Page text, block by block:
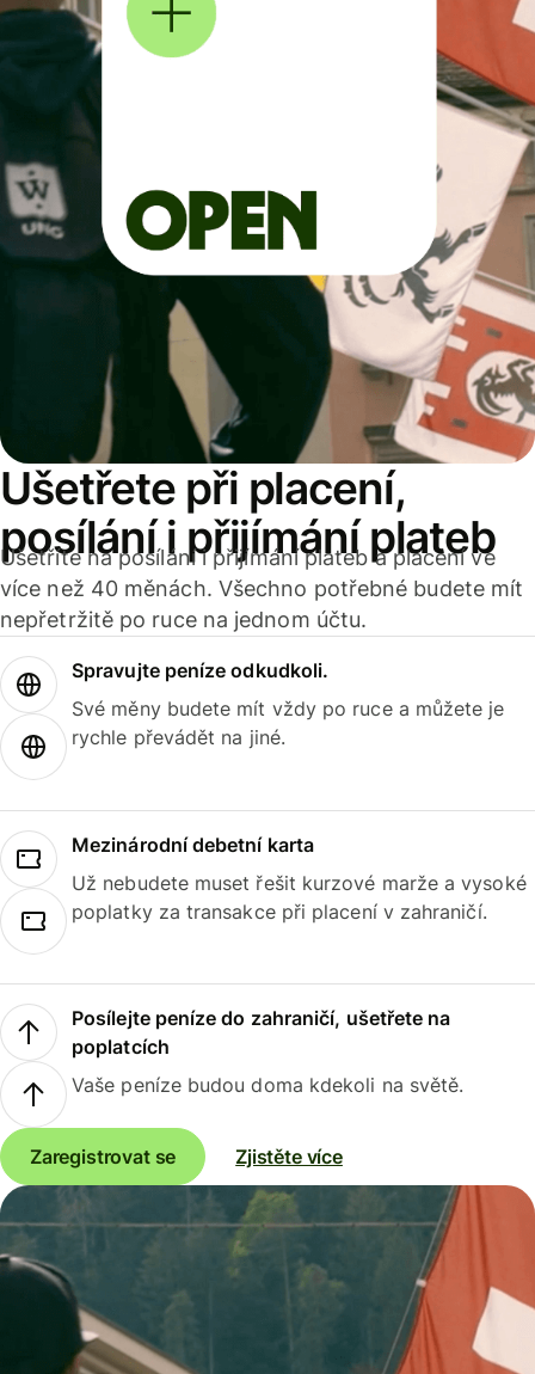
Ušetřete při placení,
posílání i přijímání plateb
Ušetříte na posílání i přijímání plateb a placení ve
více než 40 měnách. Všechno potřebné budete mít
nepřetržitě po ruce na jednom účtu.
Spravujte peníze odkudkoli.
Své měny budete mít vždy po ruce a můžete je
rychle převádět na jiné.
Mezinárodní debetní karta
Už nebudete muset řešit kurzové marže a vysoké
poplatky za transakce při placení v zahraničí.
Posílejte peníze do zahraničí, ušetřete na
poplatcích
Vaše peníze budou doma kdekoli na světě.
Zaregistrovat se Zjistěte více